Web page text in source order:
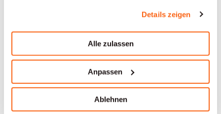
Details zeigen
Alle zulassen
Anpassen
Ablehnen
Unsere Stellenangebote in
der Schweiz nach Branchen
Verwaltung / Sekretariat